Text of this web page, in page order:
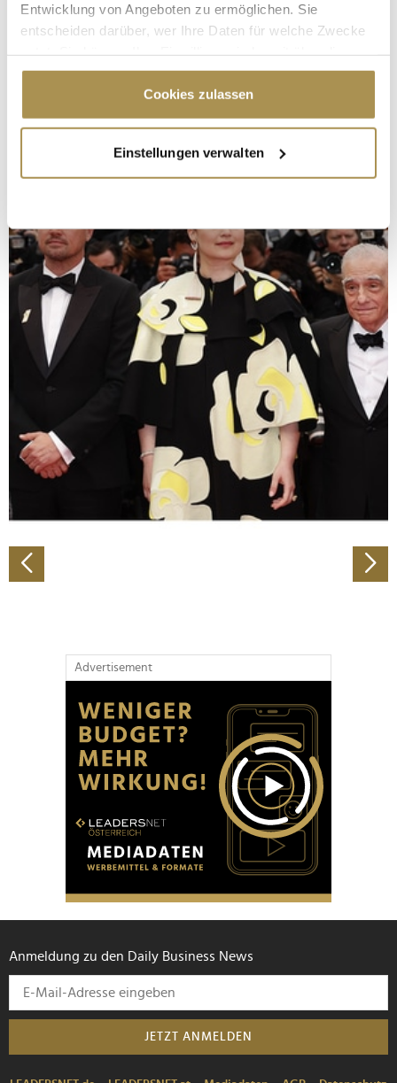
Entwicklung von Angeboten zu ermöglichen. Sie
entscheiden darüber, wer Ihre Daten für welche Zwecke
Cookie-Erklärung oder durch Klicken auf das Privacy
Trigger Symbol ändern oder widerrufen
Informationen über Ihre geografische Lage
erfassen, welche bis auf einige Meter genau sein
bestimmten Merkmalen (Fingerprinting) identifizieren
Erfahren Sie mehr darüber, wie Ihre persönlichen Daten
verarbeitet werden, und legen Sie Ihre Präferenzen im
Abschnitt Einzelheitenfest.
Wir verwenden Cookies, um Inhalte und Anzeigen zu
personalisieren, Funktionen für soziale Medien anbieten
zu können und die Zugriffe auf unsere Website zu
analysieren. Außerdem geben wir Informationen zu Ihrer
Verwendung unserer Website an unsere Partner für
soziale Medien, Werbung und Analysen weiter. Unsere
Partner führen diese Informationen möglicherweise mit
weiteren Daten zusammen, die Sie ihnen bereitgestellt
haben oder die sie im Rahmen Ihrer Nutzung der Dienste
gesammelt haben.
Cookies zulassen
Einstellungen verwalten
Advertisement
Anmeldung zu den Daily Business News
JETZT ANMELDEN